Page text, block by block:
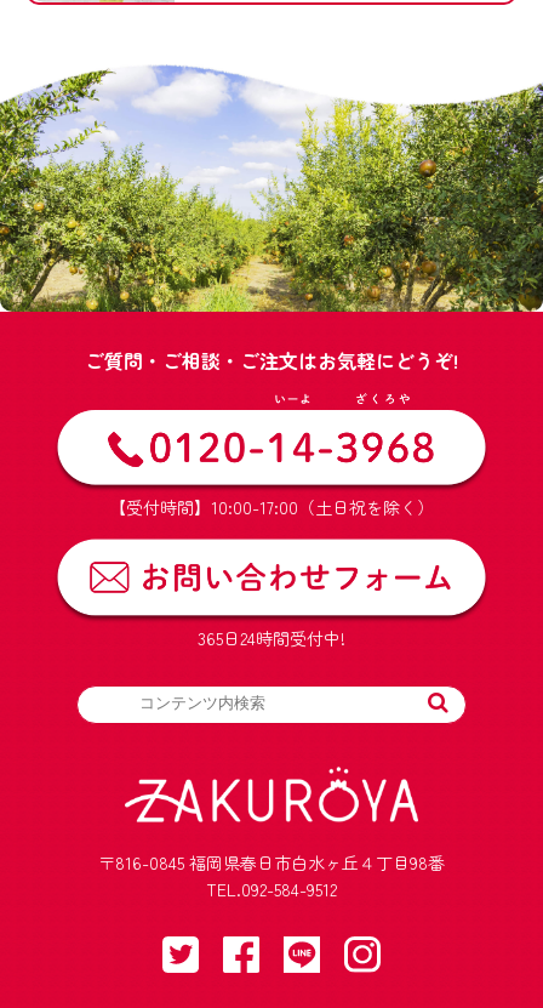
ご質問・ご相談・ご注文はお気軽にどうぞ!
【受付時間】10:00-17:00（土日祝を除く）
365日24時間受付中!
〒816-0845 福岡県春日市白水ヶ丘４丁目98番
TEL.092-584-9512